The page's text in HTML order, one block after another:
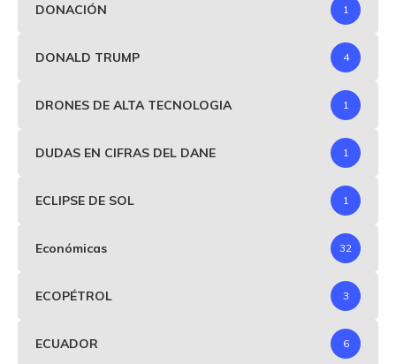
DONACIÓN 1
DONALD TRUMP 4
DRONES DE ALTA TECNOLOGIA 1
DUDAS EN CIFRAS DEL DANE 1
ECLIPSE DE SOL 1
Económicas 32
ECOPÉTROL 3
ECUADOR 6